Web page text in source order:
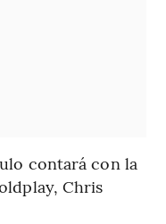
contará con la
Chris